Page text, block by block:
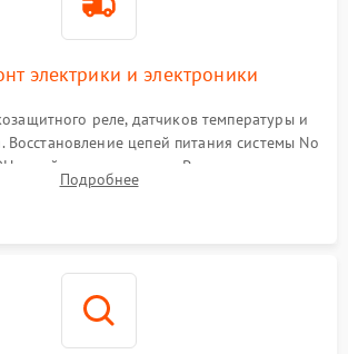
электрики и электроники
реле, датчиков температуры и
Восстановление цепей питания системы No
оттайки и вентилятор. Ремонт или замена
при сбоях алгоритмов.
Подробнее